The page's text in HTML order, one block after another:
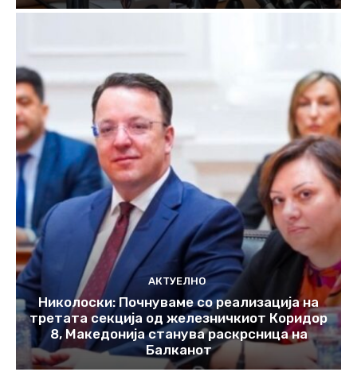
АКТУЕЛНО
Николоски: Почнуваме со реализација на
третата секција од железничкиот Коридор
8, Македонија станува раскрсница на
Балканот